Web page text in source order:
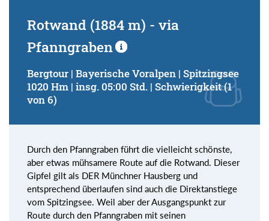
Rotwand (1884 m) - via
Pfanngraben
Bergtour | Bayerische Voralpen | Spitzingsee
1020 Hm | insg. 05:00 Std. | Schwierigkeit (1
von 6)
Durch den Pfanngraben führt die vielleicht schönste,
aber etwas mühsamere Route auf die Rotwand. Dieser
Gipfel gilt als DER Münchner Hausberg und
entsprechend überlaufen sind auch die Direktanstiege
vom Spitzingsee. Weil aber der Ausgangspunkt zur
Route durch den Pfanngraben mit seinen